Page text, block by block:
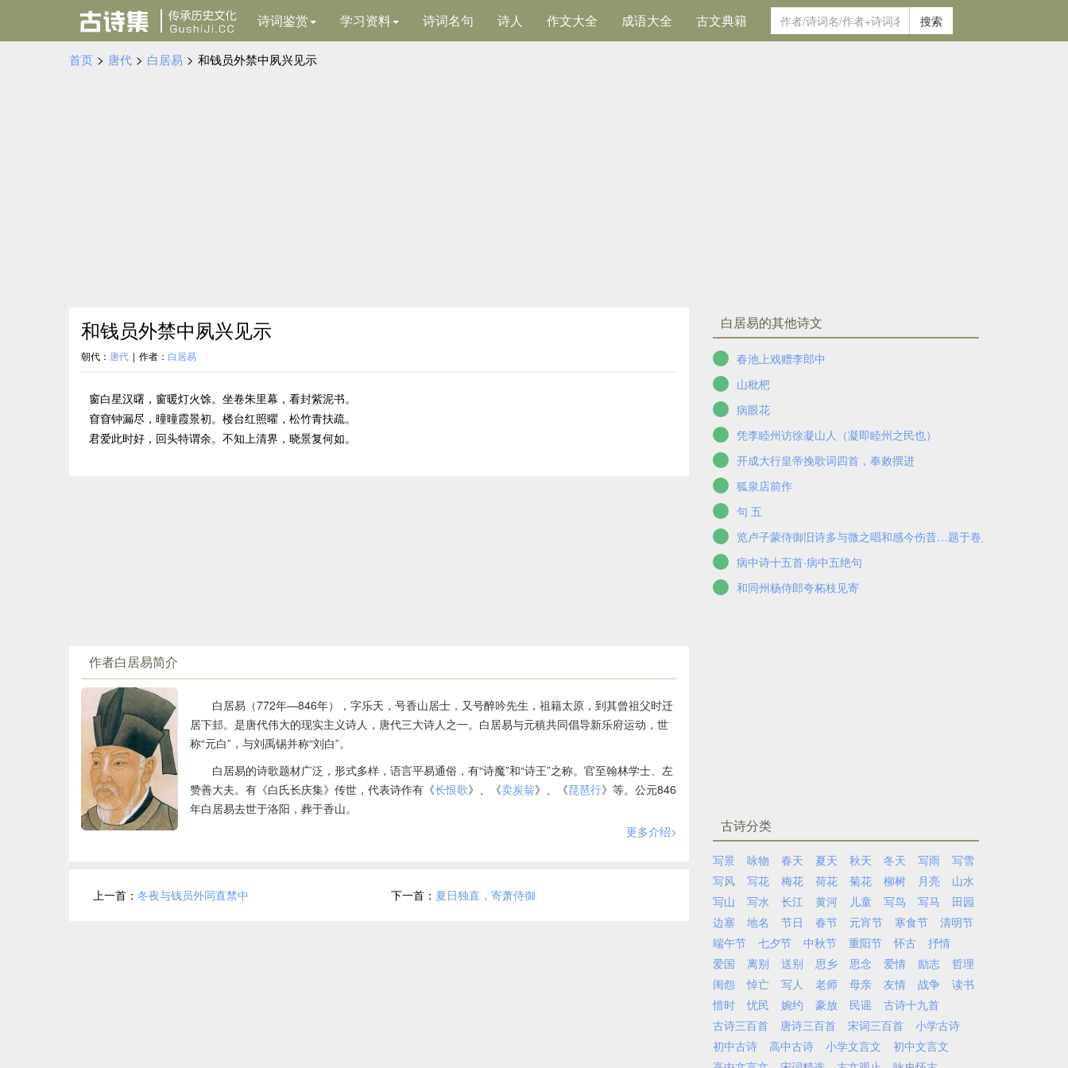
诗词鉴赏 学习资料 诗词名句 诗人 作文大全 成语大全 古文典籍 搜索
首页 > 唐代 > 白居易 > 和钱员外禁中夙兴见示
和钱员外禁中夙兴见示
朝代： 唐代 | 作者： 白居易
窗白星汉曙，窗暖灯火馀。坐卷朱里幕，看封紫泥书。
窅窅钟漏尽，曈曈霞景初。楼台红照曜，松竹青扶疏。
君爱此时好，回头特谓余。不知上清界，晓景复何如。
作者白居易简介
白居易（772年—846年），字乐天，号香山居士，又号醉吟先生，祖籍太原，到其曾祖父时迁
居下邽。是唐代伟大的现实主义诗人，唐代三大诗人之一。白居易与元稹共同倡导新乐府运动，世
称“元白”，与刘禹锡并称“刘白”。
白居易的诗歌题材广泛，形式多样，语言平易通俗，有“诗魔”和“诗王”之称。官至翰林学士、左
赞善大夫。有《白氏长庆集》传世，代表诗作有《长恨歌》、《卖炭翁》、《琵琶行》等。公元846
年白居易去世于洛阳，葬于香山。
更多介绍>
上一首： 冬夜与钱员外同直禁中 下一首： 夏日独直，寄萧侍御
白居易的其他诗文
春池上戏赠李郎中
山枇杷
病眼花
凭李睦州访徐凝山人（凝即睦州之民也）
开成大行皇帝挽歌词四首，奉敕撰进
狐泉店前作
句 五
览卢子蒙侍御旧诗多与微之唱和感今伤昔…题于卷后
病中诗十五首·病中五绝句
和同州杨侍郎夸柘枝见寄
古诗分类
写景 咏物 春天 夏天 秋天 冬天 写雨
写雪
写风
写花 梅花 荷花 菊花 柳树 月亮
山水
写山
写水 长江 黄河 儿童 写鸟 写马
田园
边塞
地名 节日 春节 元宵节 寒食节
清明节
端午节
七夕节 中秋节 重阳节 怀古
抒情
爱国
离别 送别 思乡 思念 爱情 励志
哲理
闺怨
悼亡 写人 老师 母亲 友情 战争
读书
惜时
忧民 婉约 豪放 民谣
古诗十九首
古诗三百首
唐诗三百首 宋词三百首
小学古诗
初中古诗
高中古诗 小学文言文
初中文言文